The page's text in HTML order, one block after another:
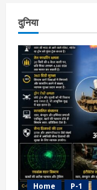
दुनिया
Home P-1